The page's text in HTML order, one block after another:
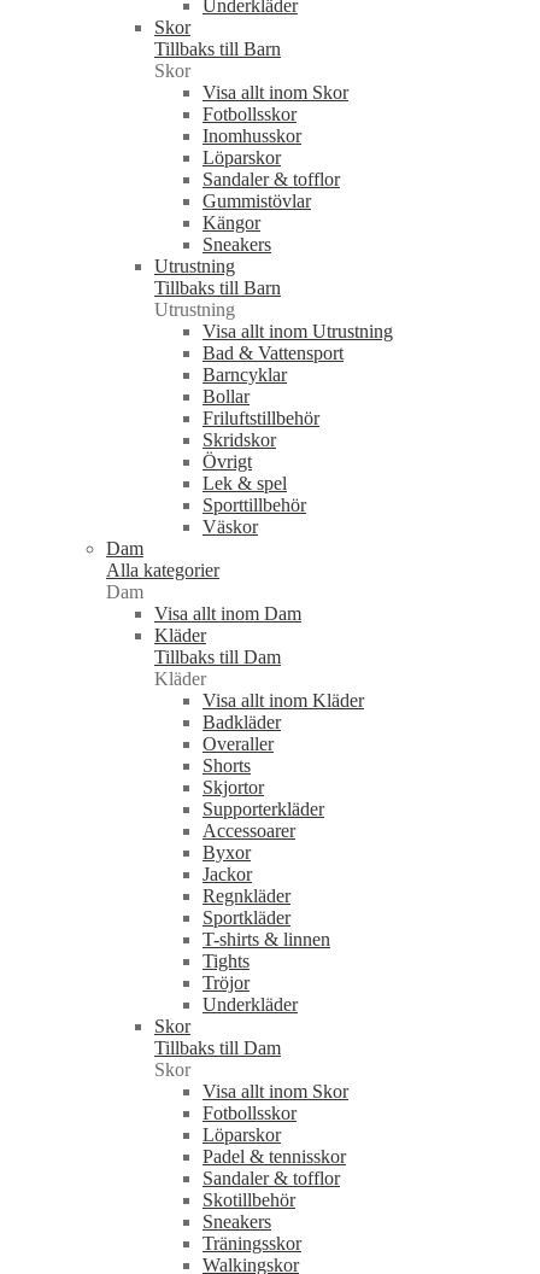
Underkläder
Skor
Tillbaks till Barn
Skor
Visa allt inom Skor
Fotbollsskor
Inomhusskor
Löparskor
Sandaler & tofflor
Gummistövlar
Kängor
Sneakers
Utrustning
Tillbaks till Barn
Utrustning
Visa allt inom Utrustning
Bad & Vattensport
Barncyklar
Bollar
Friluftstillbehör
Skridskor
Övrigt
Lek & spel
Sporttillbehör
Väskor
Dam
Alla kategorier
Dam
Visa allt inom Dam
Kläder
Tillbaks till Dam
Kläder
Visa allt inom Kläder
Badkläder
Overaller
Shorts
Skjortor
Supporterkläder
Accessoarer
Byxor
Jackor
Regnkläder
Sportkläder
T-shirts & linnen
Tights
Tröjor
Underkläder
Skor
Tillbaks till Dam
Skor
Visa allt inom Skor
Fotbollsskor
Löparskor
Padel & tennisskor
Sandaler & tofflor
Skotillbehör
Sneakers
Träningsskor
Walkingskor